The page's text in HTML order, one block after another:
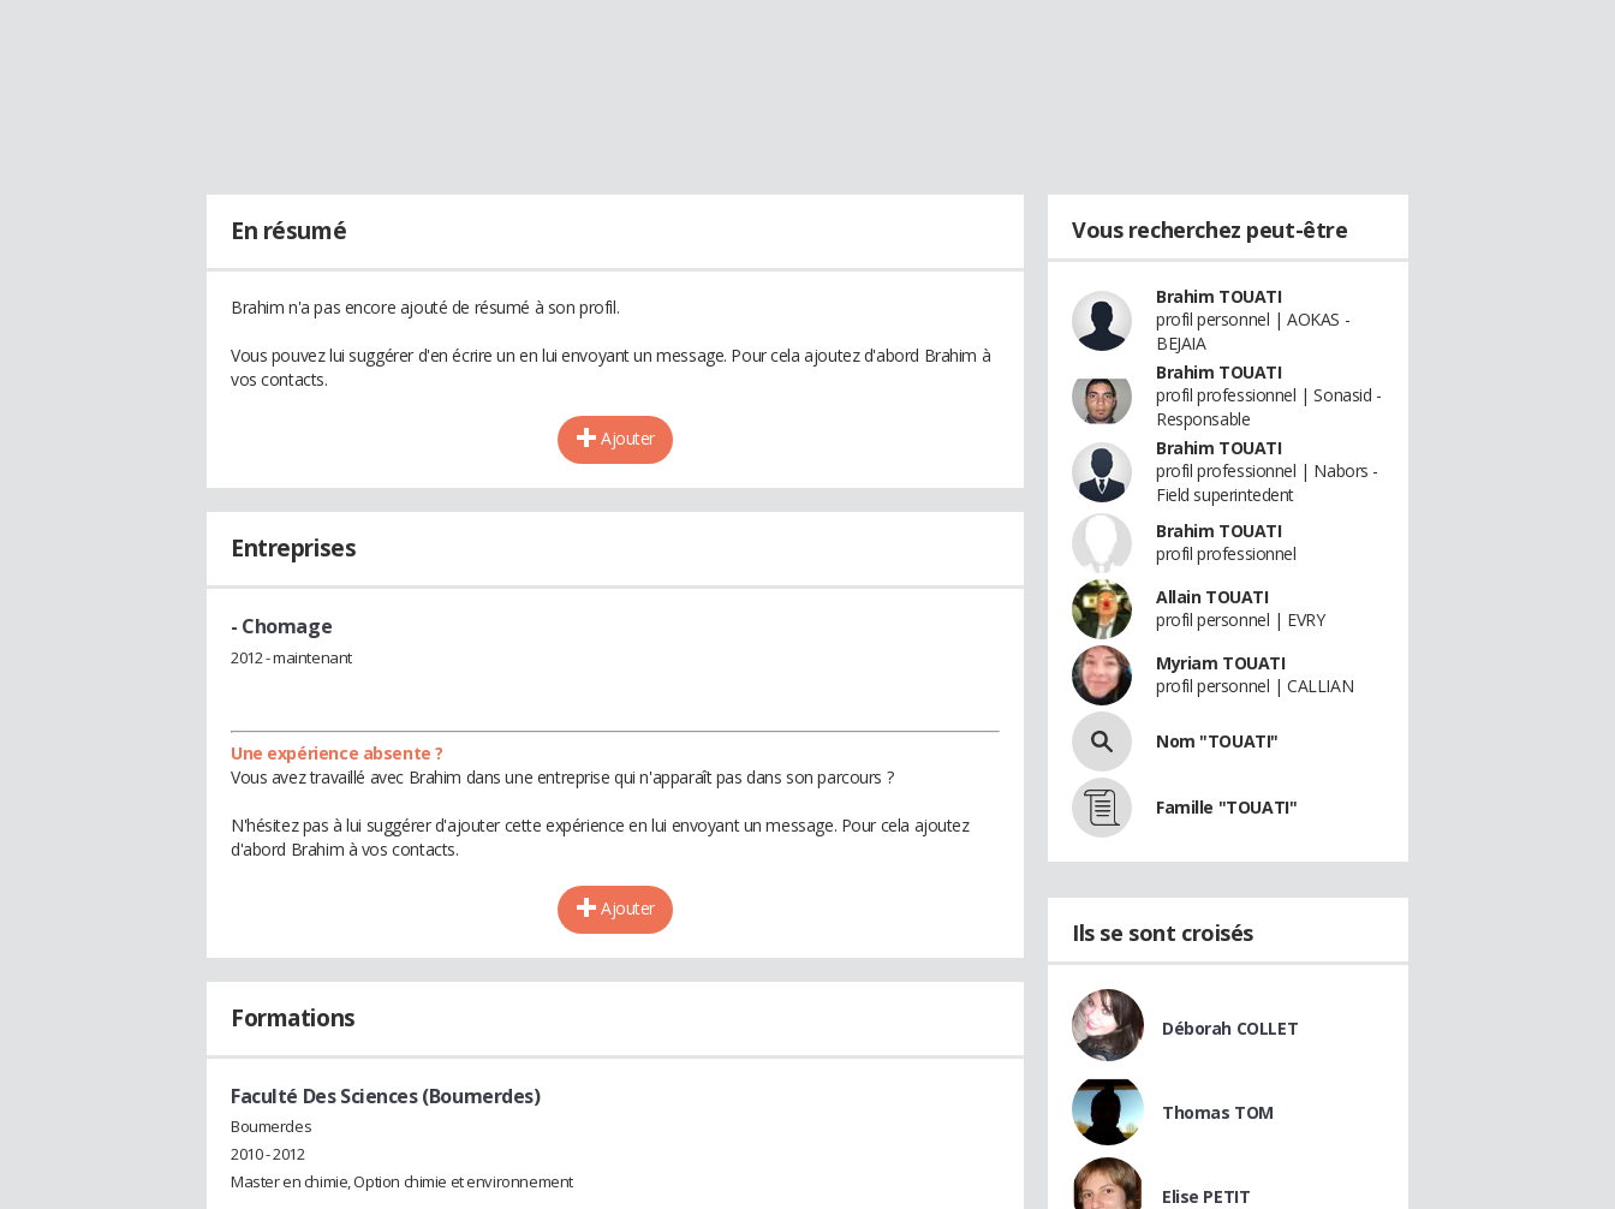
En résumé
Brahim n'a pas encore ajouté de résumé à son profil.
Vous pouvez lui suggérer d'en écrire un en lui envoyant un message. Pour cela ajoutez d'abord Brahim à
vos contacts.
Ajouter
Entreprises
- Chomage
2012 - maintenant
Une expérience absente ?
Vous avez travaillé avec Brahim dans une entreprise qui n'apparaît pas dans son parcours ?
N'hésitez pas à lui suggérer d'ajouter cette expérience en lui envoyant un message. Pour cela ajoutez
d'abord Brahim à vos contacts.
Ajouter
Formations
Faculté Des Sciences (Boumerdes)
Boumerdes
2010 - 2012
Master en chimie, Option chimie et environnement
Vous recherchez peut-être
Brahim TOUATI
profil personnel | AOKAS -
BEJAIA
Brahim TOUATI
profil professionnel | Sonasid -
Responsable
Brahim TOUATI
profil professionnel | Nabors -
Field superintedent
Brahim TOUATI
profil professionnel
Allain TOUATI
profil personnel | EVRY
Myriam TOUATI
profil personnel | CALLIAN
Nom "TOUATI"
Famille "TOUATI"
Ils se sont croisés
Déborah COLLET
Thomas TOM
Elise PETIT